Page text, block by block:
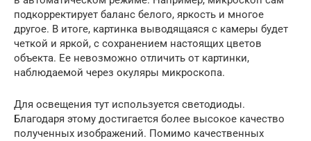
подкорректирует баланс белого, яркость и многое
другое. В итоге, картинка выводящаяся с камеры будет
четкой и яркой, с сохранением настоящих цветов
объекта. Ее невозможно отличить от картинки,
наблюдаемой через окуляры микроскопа.
Для освещения тут используется светодиоды.
Благодаря этому достигается более высокое качество
полученных изображений. Помимо качественных